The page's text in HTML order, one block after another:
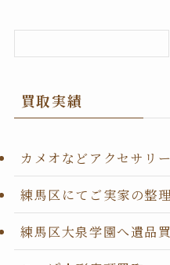
買取実績
カメオなどアクセサリ
練馬区にてご実家の整理
練馬区大泉学園へ遺品